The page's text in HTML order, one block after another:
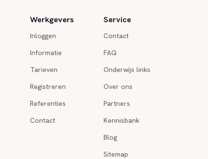
Werkgevers
Inloggen
Informatie
Tarieven
Registreren
Referenties
Contact
Service
Contact
FAQ
Onderwijs links
Over ons
Partners
Kennisbank
Blog
Sitemap